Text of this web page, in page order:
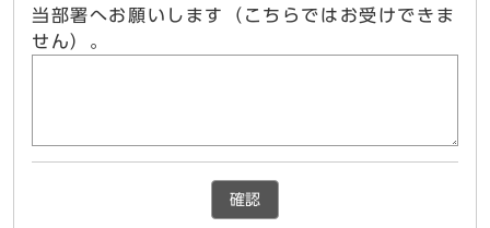
当部署へお願いします（こちらではお受けできま
せん）。
確認